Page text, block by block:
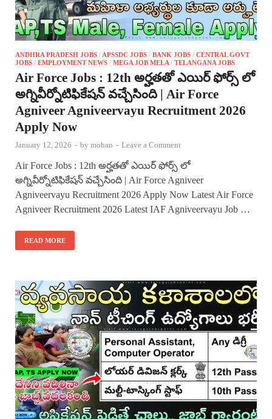
ANDHRA PRADESH JOBS / APSSDC JOBS / BANK JOBS / CENTRAL GOVT
JOBS / EMPLOYMENT NEWS / MEGA JOB MELA / TELANGANA JOBS
Air Force Jobs : 12th అర్హతతో ఎయిర్ ఫోర్స్ లో
అగ్నివీర్నోటిఫికేషన్ వచ్చేసింది | Air Force
Agniveer Agniveervayu Recruitment 2026
Apply Now
January 12, 2026 - by mohan - Leave a Comment
Air Force Jobs : 12th అర్హతతో ఎయిర్ ఫోర్స్ లో
అగ్నివీర్నోటిఫికేషన్ వచ్చేసింది | Air Force Agniveer
Agniveervayu Recruitment 2026 Apply Now Latest Air Force
Agniveer Recruitment 2026 Latest IAF Agniveervayu Job …
READ MORE